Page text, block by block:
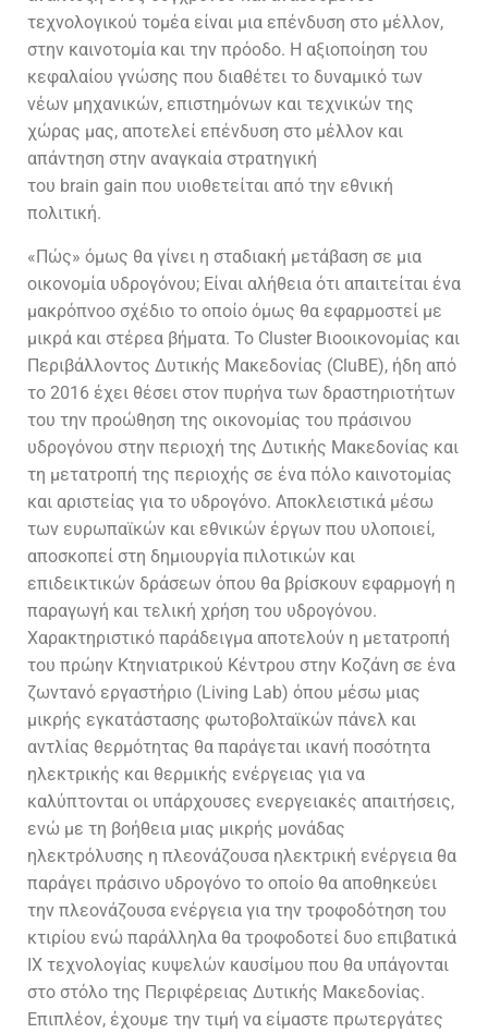
τεχνολογικού τομέα είναι μια επένδυση στο μέλλον,
στην καινοτομία και την πρόοδο. Η αξιοποίηση του
κεφαλαίου γνώσης που διαθέτει το δυναμικό των
νέων μηχανικών, επιστημόνων και τεχνικών της
χώρας μας, αποτελεί επένδυση στο μέλλον και
απάντηση στην αναγκαία στρατηγική
του brain gain που υιοθετείται από την εθνική
πολιτική.
«Πώς» όμως θα γίνει η σταδιακή μετάβαση σε μια
οικονομία υδρογόνου; Είναι αλήθεια ότι απαιτείται ένα
μακρόπνοο σχέδιο το οποίο όμως θα εφαρμοστεί με
μικρά και στέρεα βήματα. Το Cluster Βιοοικονομίας και
Περιβάλλοντος Δυτικής Μακεδονίας (CluBE), ήδη από
το 2016 έχει θέσει στον πυρήνα των δραστηριοτήτων
του την προώθηση της οικονομίας του πράσινου
υδρογόνου στην περιοχή της Δυτικής Μακεδονίας και
τη μετατροπή της περιοχής σε ένα πόλο καινοτομίας
και αριστείας για το υδρογόνο. Αποκλειστικά μέσω
των ευρωπαϊκών και εθνικών έργων που υλοποιεί,
αποσκοπεί στη δημιουργία πιλοτικών και
επιδεικτικών δράσεων όπου θα βρίσκουν εφαρμογή η
παραγωγή και τελική χρήση του υδρογόνου.
Χαρακτηριστικό παράδειγμα αποτελούν η μετατροπή
του πρώην Κτηνιατρικού Κέντρου στην Κοζάνη σε ένα
ζωντανό εργαστήριο (Living Lab) όπου μέσω μιας
μικρής εγκατάστασης φωτοβολταϊκών πάνελ και
αντλίας θερμότητας θα παράγεται ικανή ποσότητα
ηλεκτρικής και θερμικής ενέργειας για να
καλύπτονται οι υπάρχουσες ενεργειακές απαιτήσεις,
ενώ με τη βοήθεια μιας μικρής μονάδας
ηλεκτρόλυσης η πλεονάζουσα ηλεκτρική ενέργεια θα
παράγει πράσινο υδρογόνο το οποίο θα αποθηκεύει
την πλεονάζουσα ενέργεια για την τροφοδότηση του
κτιρίου ενώ παράλληλα θα τροφοδοτεί δυο επιβατικά
ΙΧ τεχνολογίας κυψελών καυσίμου που θα υπάγονται
στο στόλο της Περιφέρειας Δυτικής Μακεδονίας.
Επιπλέον, έχουμε την τιμή να είμαστε πρωτεργάτες